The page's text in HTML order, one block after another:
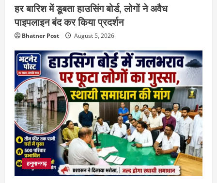
हर बारिश में डूबता हाउसिंग बोर्ड, लोगों ने अवैध
पाइपलाइन बंद कर किया प्रदर्शन
Bhatner Post August 5, 2026
हनुमानगढ़